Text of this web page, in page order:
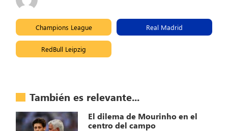
Champions League Real Madrid
RedBull Leipzig
También es relevante...
El dilema de Mourinho en el
centro del campo